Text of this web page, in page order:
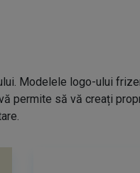
Modelele logo-ului
permite să vă creați